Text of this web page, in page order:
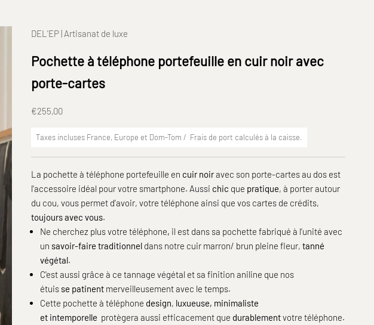
DEL'EP | Artisanat de luxe
Pochette à téléphone portefeuille en cuir noir avec
porte-cartes
Prix de vente
€255,00
Taxes incluses France, Europe et Dom-Tom / Frais de port calculés à la caisse.
La pochette à téléphone portefeuille en cuir noiravec son porte-cartes au dos est
l'accessoire idéal pour votre smartphone. Aussi chic que pratique, à porter autour
du cou, vous permet d'avoir, votre téléphone ainsi que vos cartes de crédits,
toujours avec vous.
Ne cherchez plus votre téléphone, il est dans sa pochette fabriqué à l’unité avec
un savoir-faire traditionnel dans notre cuir marron/ brun pleine fleur, tanné
végétal.
C'est aussi grâce à ce tannage végétal et sa finition aniline que nos
étuis se patinent merveilleusementavec le temps.
Cette pochette à téléphone design, luxueuse, minimaliste
et intemporelle protègera aussi efficacement que durablementvotre téléphone.